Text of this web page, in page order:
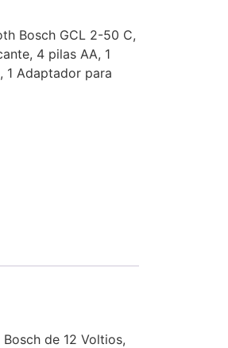
Bosch GCL 2-50 C,
4 pilas AA, 1
1 Adaptador para
de 12 Voltios,